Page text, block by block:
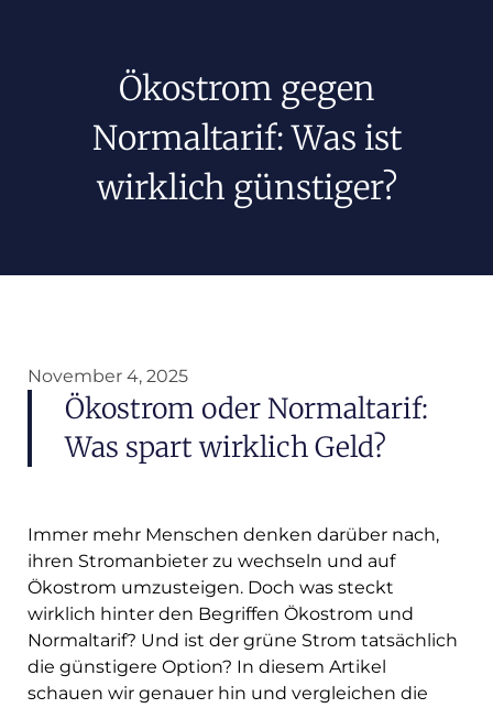
Ökostrom gegen
Normaltarif: Was ist
wirklich günstiger?
November 4, 2025
Ökostrom oder Normaltarif:
Was spart wirklich Geld?
Immer mehr Menschen denken darüber nach,
ihren Stromanbieter zu wechseln und auf
Ökostrom umzusteigen. Doch was steckt
wirklich hinter den Begriffen Ökostrom und
Normaltarif? Und ist der grüne Strom tatsächlich
die günstigere Option? In diesem Artikel
schauen wir genauer hin und vergleichen die